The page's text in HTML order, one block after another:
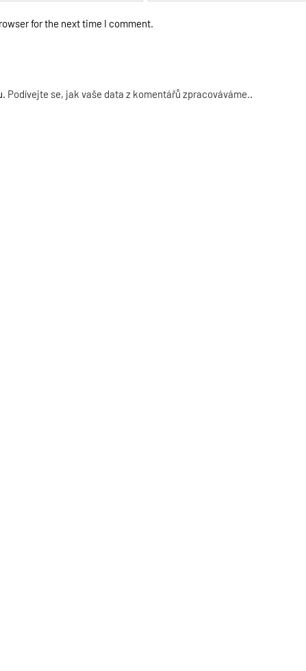
for the next time I comment.
Podívejte se, jak vaše data z komentářů zpracováváme..